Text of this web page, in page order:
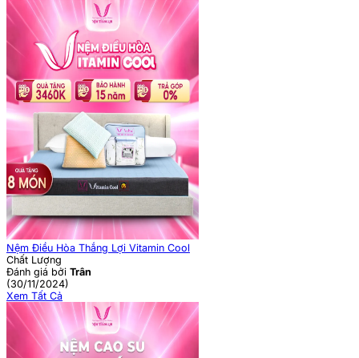
Nệm Điều Hòa Thắng Lợi Vitamin Cool
Chất Lượng
Đánh giá bởi Trân
(30/11/2024)
Xem Tất Cả